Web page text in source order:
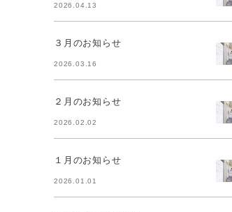
2026.04.13
３月のお知らせ
2026.03.16
２月のお知らせ
2026.02.02
１月のお知らせ
2026.01.01